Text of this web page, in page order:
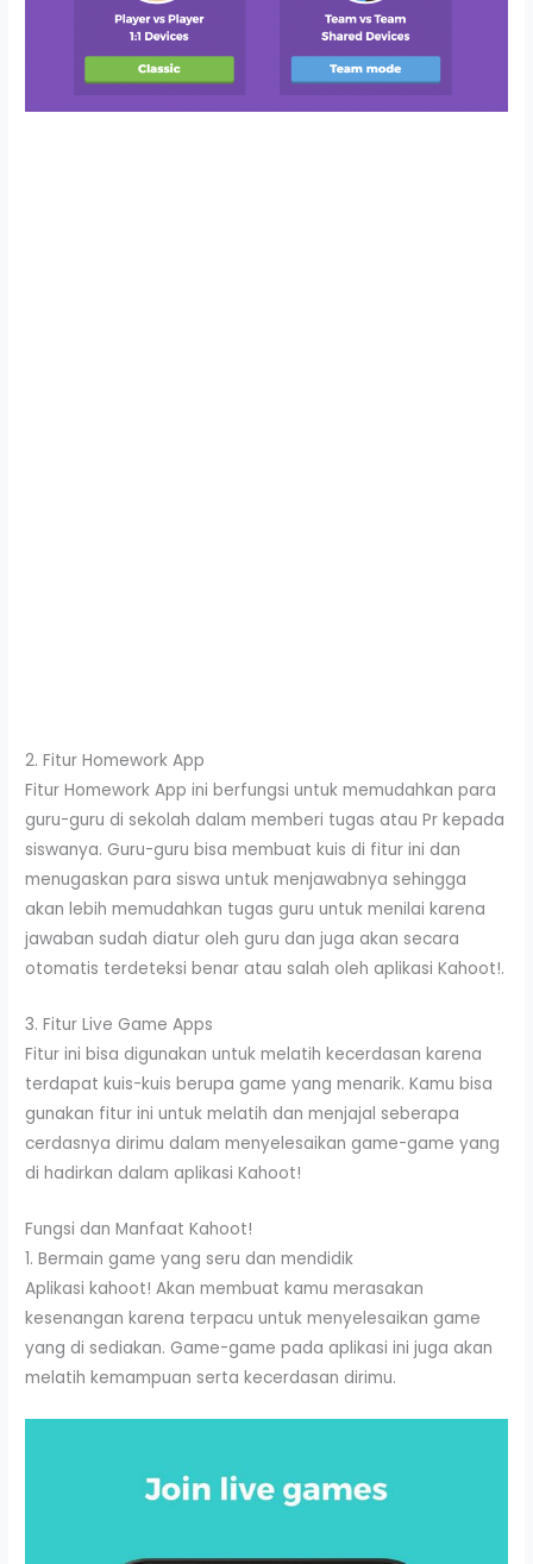
2. Fitur Homework App
Fitur Homework App ini berfungsi untuk memudahkan para
guru-guru di sekolah dalam memberi tugas atau Pr kepada
siswanya. Guru-guru bisa membuat kuis di fitur ini dan
menugaskan para siswa untuk menjawabnya sehingga
akan lebih memudahkan tugas guru untuk menilai karena
jawaban sudah diatur oleh guru dan juga akan secara
otomatis terdeteksi benar atau salah oleh aplikasi Kahoot!.
3. Fitur Live Game Apps
Fitur ini bisa digunakan untuk melatih kecerdasan karena
terdapat kuis-kuis berupa game yang menarik. Kamu bisa
gunakan fitur ini untuk melatih dan menjajal seberapa
cerdasnya dirimu dalam menyelesaikan game-game yang
di hadirkan dalam aplikasi Kahoot!
Fungsi dan Manfaat Kahoot!
1. Bermain game yang seru dan mendidik
Aplikasi kahoot! Akan membuat kamu merasakan
kesenangan karena terpacu untuk menyelesaikan game
yang di sediakan. Game-game pada aplikasi ini juga akan
melatih kemampuan serta kecerdasan dirimu.